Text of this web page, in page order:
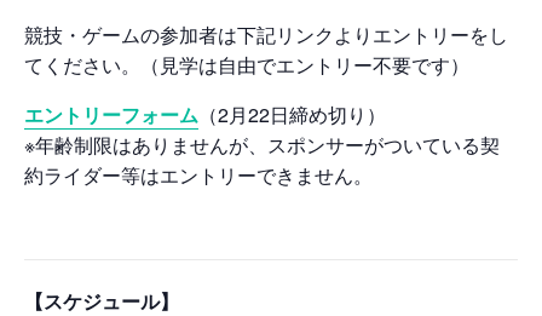
競技・ゲームの参加者は下記リンクよりエントリーをし
てください。（見学は自由でエントリー不要です）
エントリーフォーム （2月22日締め切り）
※年齢制限はありませんが、スポンサーがついている契
約ライダー等はエントリーできません。
【スケジュール】